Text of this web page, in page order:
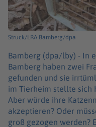
Struck/LRA Bamberg/dpa
Bamberg (dpa/lby) - In
Bamberg haben zwei
gefunden und sie
im Tierheim stellte sich
Aber würde ihre
akzeptieren? Oder
groß gezogen werden?